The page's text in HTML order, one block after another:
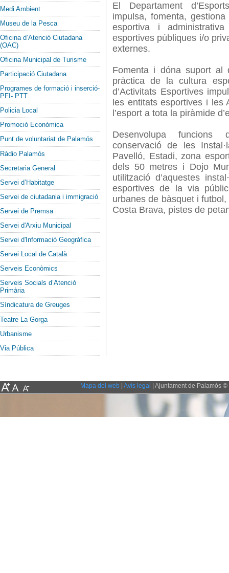
Medi Ambient
Museu de la Pesca
Oficina d’Atenció Ciutadana
(OAC)
Oficina Municipal de Turisme
Participació Ciutadana
Programes de formació i inserció-
PFI- PTT
Policia Local
Promoció Econòmica
Punt de voluntariat de Palamós
Ràdio Palamós
Secretaria General
Servei d’Habitatge
Servei de ciutadania i immigració
Servei de Premsa
Servei d'Arxiu Municipal
Servei d'Informació Geogràfica
Servei Local de Català
Serveis Econòmics
Serveis Socials d’Atenció
Primària
Síndicatura de Greuges
Teatre La Gorga
Urbanisme
Via Pública
El Departament
impulsa, fomenta, gestiona
esportiva i
esportives públiques i/o
externes.
Fomenta i dóna suport al
pràctica de la cultura
d’Activitats Esportives
les entitats esportives i les
l’esport a tota la piràmide
Desenvolupa
conservació de les
Pavelló, Estadi, zona
dels 50 metres i Dojo
utilització d’aquestes
esportives de la via
urbanes de bàsquet i
Costa Brava, pistes de
Mapa del web | Avís legal | Ajuntament de Palamós